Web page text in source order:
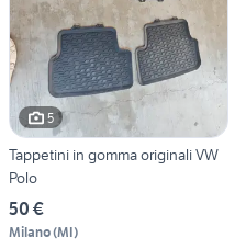
5
Tappetini in gomma originali VW
Polo
50 €
Milano(MI)